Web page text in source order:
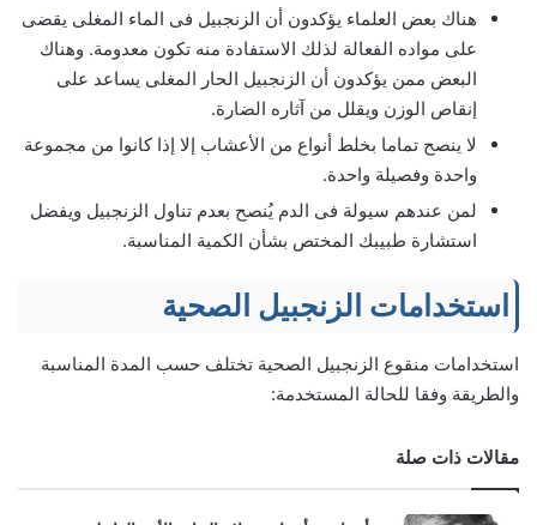
هناك بعض العلماء يؤكدون أن الزنجبيل فى الماء المغلى يقضى
على مواده الفعالة لذلك الاستفادة منه تكون معدومة. وهناك
البعض ممن يؤكدون أن الزنجبيل الحار المغلى يساعد على
إنقاص الوزن ويقلل من آثاره الضارة.
لا ينصح تماما بخلط أنواع من الأعشاب إلا إذا كانوا من مجموعة
واحدة وفصيلة واحدة.
لمن عندهم سيولة فى الدم يُنصح بعدم تناول الزنجبيل ويفضل
استشارة طبيبك المختص بشأن الكمية المناسبة.
استخدامات الزنجبيل الصحية
استخدامات منقوع الزنجبيل الصحية تختلف حسب المدة المناسبة
والطريقة وفقا للحالة المستخدمة:
مقالات ذات صلة